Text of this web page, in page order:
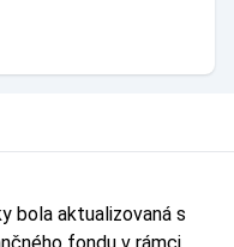
bola aktualizovaná s